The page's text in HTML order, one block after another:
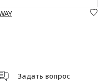
Задать вопрос